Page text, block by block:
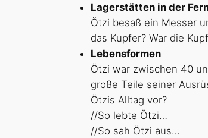
Lagerstätten in der
Ötzi besaß ein Messer
das Kupfer? War die
Lebensformen
Ötzi war zwischen 40
große Teile seiner
Ötzis Alltag vor?
//So lebte Ötzi…
//So sah Ötzi aus…